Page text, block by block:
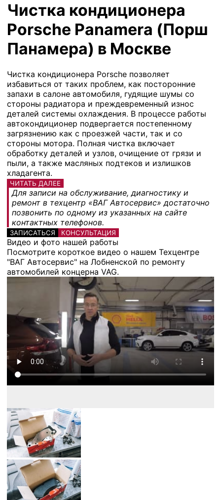
Чистка кондиционера
Porsche Panamera (Порш
Панамера) в Москве
Чистка кондиционера Porsche позволяет
избавиться от таких проблем, как посторонние
запахи в салоне автомобиля, гудящие шумы со
стороны радиатора и преждевременный износ
деталей системы охлаждения. В процессе работы
автокондиционер подвергается постепенному
загрязнению как с проезжей части, так и со
стороны мотора. Полная чистка включает
обработку деталей и узлов, очищение от грязи и
пыли, а также масляных подтеков и излишков
хладагента.
ЧИТАТЬ ДАЛЕЕ
Для записи на обслуживание, диагностику и
ремонт в техцентр «ВАГ Автосервис» достаточно
позвонить по одному из указанных на сайте
контактных телефонов.
ЗАПИСАТЬСЯ КОНСУЛЬТАЦИЯ
Видео и фото нашей работы
Посмотрите короткое видео о нашем Техцентре
"ВАГ Автосервис" на Лобненской по ремонту
автомобилей концерна VAG.